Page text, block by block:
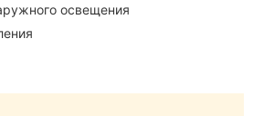
освещения